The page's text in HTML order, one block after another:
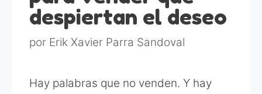
despiertan el deseo
por Erik Xavier Parra Sandoval
Hay palabras que no venden. Y hay